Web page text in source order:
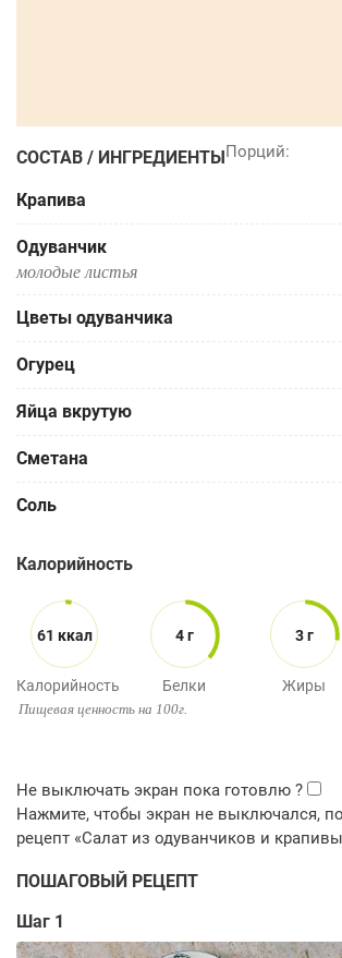
СОСТАВ / ИНГРЕДИЕНТЫ
Крапива
Одуванчик
молодые листья
Цветы одуванчика
Огурец
Яйца вкрутую
Сметана
Соль
Калорийность
61 ккал
Калорийность
4 г
Белки
3 г
Жиры
Пищевая ценность на 100г.
ПОШАГОВЫЙ РЕЦЕПТ
Шаг 1